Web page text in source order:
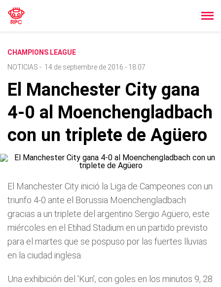
CHAMPIONS LEAGUE
NOTICIAS - 14 de septiembre de 2016 - 18:07
El Manchester City gana
4-0 al Moenchengladbach
con un triplete de Agüero
El Manchester City inició la Liga de Campeones con un
triunfo 4-0 ante el Borussia Moenchengladbach
gracias a un triplete del argentino Sergio Agüero, este
miércoles en el Etihad Stadium en un partido previsto
para el martes que se pospuso por las fuertes lluvias
en la ciudad inglesa.
Una exhibición del 'Kun', con goles en los minutos 9, 28